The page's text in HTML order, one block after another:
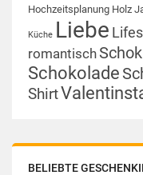
Hochzeitsplanung Holz
Küche Liebe
romantisch
Schokolade
Shirt
BELIEBTE